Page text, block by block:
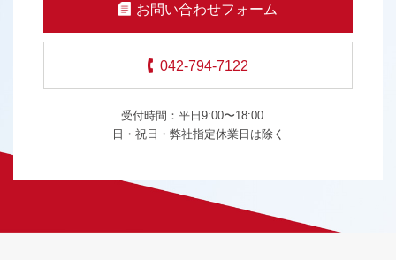
お問い合わせフォーム
042-794-7122
受付時間：平日9:00〜18:00
日・祝日・弊社指定休業日は除く